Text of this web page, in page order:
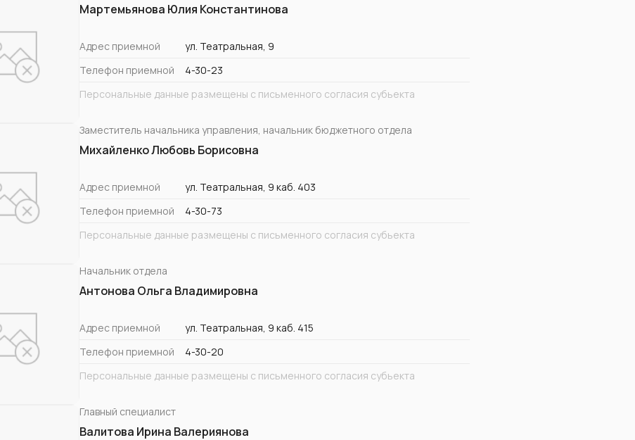
Мартемьянова Юлия Константинова
Адрес приемной
ул. Театральная, 9
Телефон приемной
4-30-23
Персональные данные размещены с письменного согласия субьекта
Заместитель начальника управления, начальник бюджетного отдела
Михайленко Любовь Борисовна
Адрес приемной
ул. Театральная, 9 каб. 403
Телефон приемной
4-30-73
Персональные данные размещены с письменного согласия субьекта
Начальник отдела
Антонова Ольга Владимировна
Адрес приемной
ул. Театральная, 9 каб. 415
Телефон приемной
4-30-20
Персональные данные размещены с письменного согласия субьекта
Главный специалист
Валитова Ирина Валериянова